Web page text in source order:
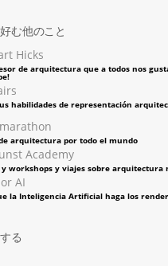
む他のこと
Hicks
de arquitectura que a todos nos
habilidades de representación
arquitectura por todo el mundo
Academy
y workshops y viajes sobre arquitectura
AI
la Inteligencia Artificial haga los
る